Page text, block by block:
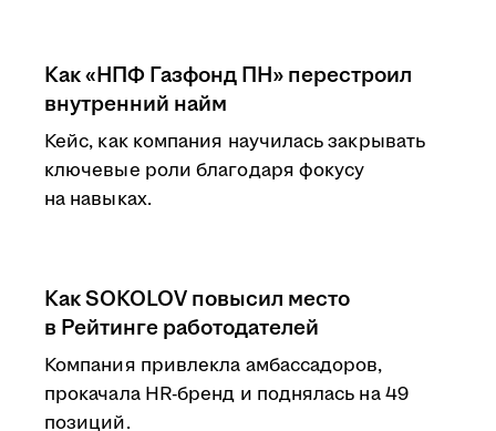
Как «НПФ Газфонд ПН» перестроил
внутренний найм
Кейс, как компания научилась закрывать
ключевые роли благодаря фокусу
на навыках.
Как SOKOLOV повысил место
в Рейтинге работодателей
Компания привлекла амбассадоров,
прокачала HR-бренд и поднялась на 49
позиций.